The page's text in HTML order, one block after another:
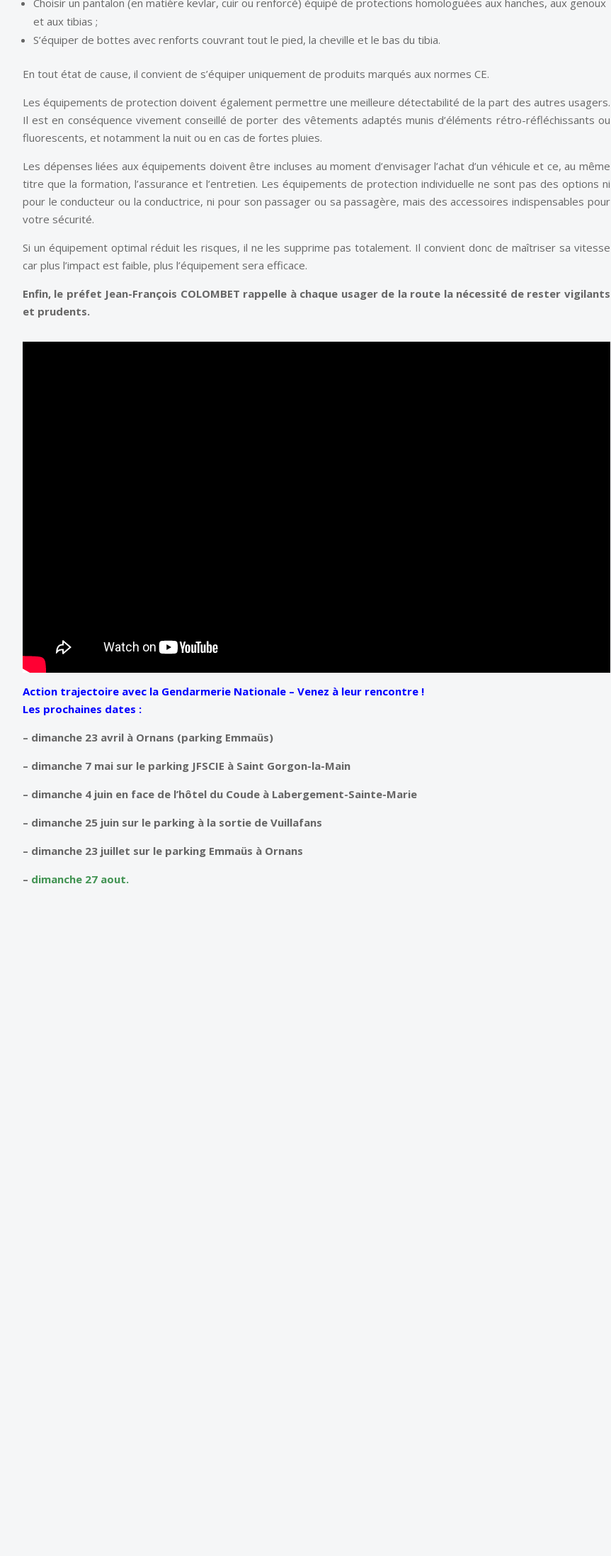
et aux tibias ;
S’équiper de bottes avec renforts couvrant tout le pied, la cheville et le bas du tibia.
En tout état de cause, il convient de s’équiper uniquement de produits marqués aux normes CE.
Les équipements de protection doivent également permettre une meilleure détectabilité de la part des autres usagers.
Il est en conséquence vivement conseillé de porter des vêtements adaptés munis d’éléments rétro-réfléchissants ou
fluorescents, et notamment la nuit ou en cas de fortes pluies.
Les dépenses liées aux équipements doivent être incluses au moment d’envisager l’achat d’un véhicule et ce, au même
titre que la formation, l’assurance et l’entretien. Les équipements de protection individuelle ne sont pas des options ni
pour le conducteur ou la conductrice, ni pour son passager ou sa passagère, mais des accessoires indispensables pour
votre sécurité.
Si un équipement optimal réduit les risques, il ne les supprime pas totalement. Il convient donc de maîtriser sa vitesse
car plus l’impact est faible, plus l’équipement sera efficace.
Enfin, le préfet Jean-François COLOMBET rappelle à chaque usager de la route la nécessité de rester vigilants
et prudents.
Action trajectoire avec la Gendarmerie Nationale – Venez à leur rencontre !
Les prochaines dates :
– dimanche 23 avril à Ornans (parking Emmaüs)
– dimanche 7 mai sur le parking JFSCIE à Saint Gorgon-la-Main
– dimanche 4 juin en face de l’hôtel du Coude à Labergement-Sainte-Marie
– dimanche 25 juin sur le parking à la sortie de Vuillafans
– dimanche 23 juillet sur le parking Emmaüs à Ornans
– dimanche 27 aout.